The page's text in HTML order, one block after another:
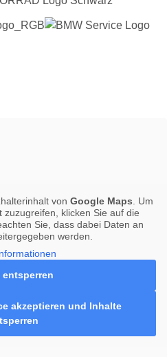
von Google Maps. Um
klicken Sie auf die
Sie, dass dabei Daten an
werden.
entsperren
akzeptieren und Inhalte